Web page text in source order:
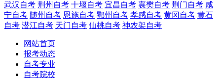
武汉自考 荆州自考 十堰自考 宜昌自考 襄樊自考 荆门自考 咸
宁自考 随州自考 恩施自考 鄂州自考 孝感自考 黄冈自考 黄石
自考 潜江自考 天门自考 仙桃自考 神农架自考
网站首页
报考动态
自考专业
自考院校